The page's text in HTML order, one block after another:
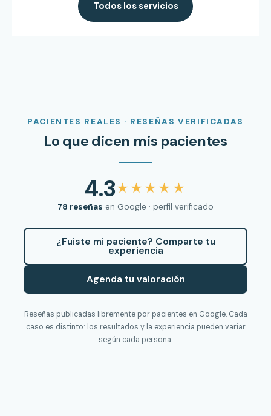
Todos los servicios
PACIENTES REALES · RESEÑAS VERIFICADAS
Lo que dicen mis pacientes
4.3★★★★★
78 reseñas en Google · perfil verificado
¿Fuiste mi paciente? Comparte tu
experiencia
Agenda tu valoración
Reseñas publicadas libremente por pacientes en Google. Cada
caso es distinto: los resultados y la experiencia pueden variar
según cada persona.